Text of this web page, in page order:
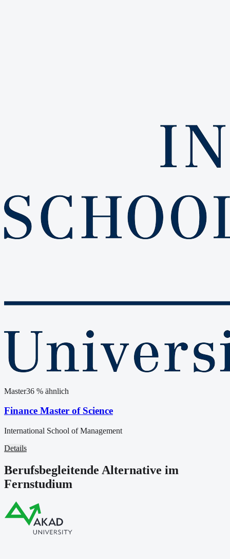
Master36 % ähnlich
Finance Master of Science
International School of Management
Details
Berufsbegleitende Alternative im
Fernstudium